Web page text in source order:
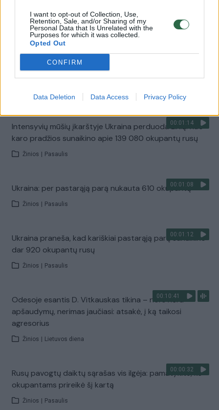
I want to opt-out of Collection, Use,
Retention, Sale, and/or Sharing of my
Personal Data that Is Unrelated with the
Purposes for which it was collected.
Opted Out
CONFIRM
Data Deletion Data Access Privacy Policy
blėsta civilių viltys palikti potvynio zoną
Žinios | Pasaulis
Melitopolio centre užfiksavo liepsnose paskendusį
automobilį: pateikiamos dvi versijos
00:01:14
Intensyvių mūšių įkarštyje Ukraina perduoda žinią: nuo
karo pradžios sunaikino apie 139 080 okupantų rusų
Žinios Pasaulis
00:01:08
Ukraina: per pastarąją parą nukauta 610 okupantų
Žinios Pasaulis
00:01:12
Ukraina praneša, kad kariškiai pastarąją parą sunaikino
dar 920 okupantų rusų
Žinios Pasaulis
00:10:41
Odesoje esantis D. Vitkauskas tikina – nors nėra
apšaudymų, nerimas jaučiasi: atsakė, į ką taikosi
agresorius
Žinios Lietuvos diena
00:00:32
Rusų pavogtų daiktų sąrašas vis ilgėja: pamatykite, ko
okupantams prireikė šį kartą
Žinios Pasaulis